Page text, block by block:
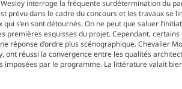
Wesley interroge la fréquente surdétermination du
prévu dans le cadre du concours et les travaux se
s’en sont détournés. On ne peut que saluer
premières esquisses du projet. Cependant,
réponse d’ordre plus scénographique. Chevalier
ont réussi la convergence entre les qualités
imposées par le programme. La littérature valait